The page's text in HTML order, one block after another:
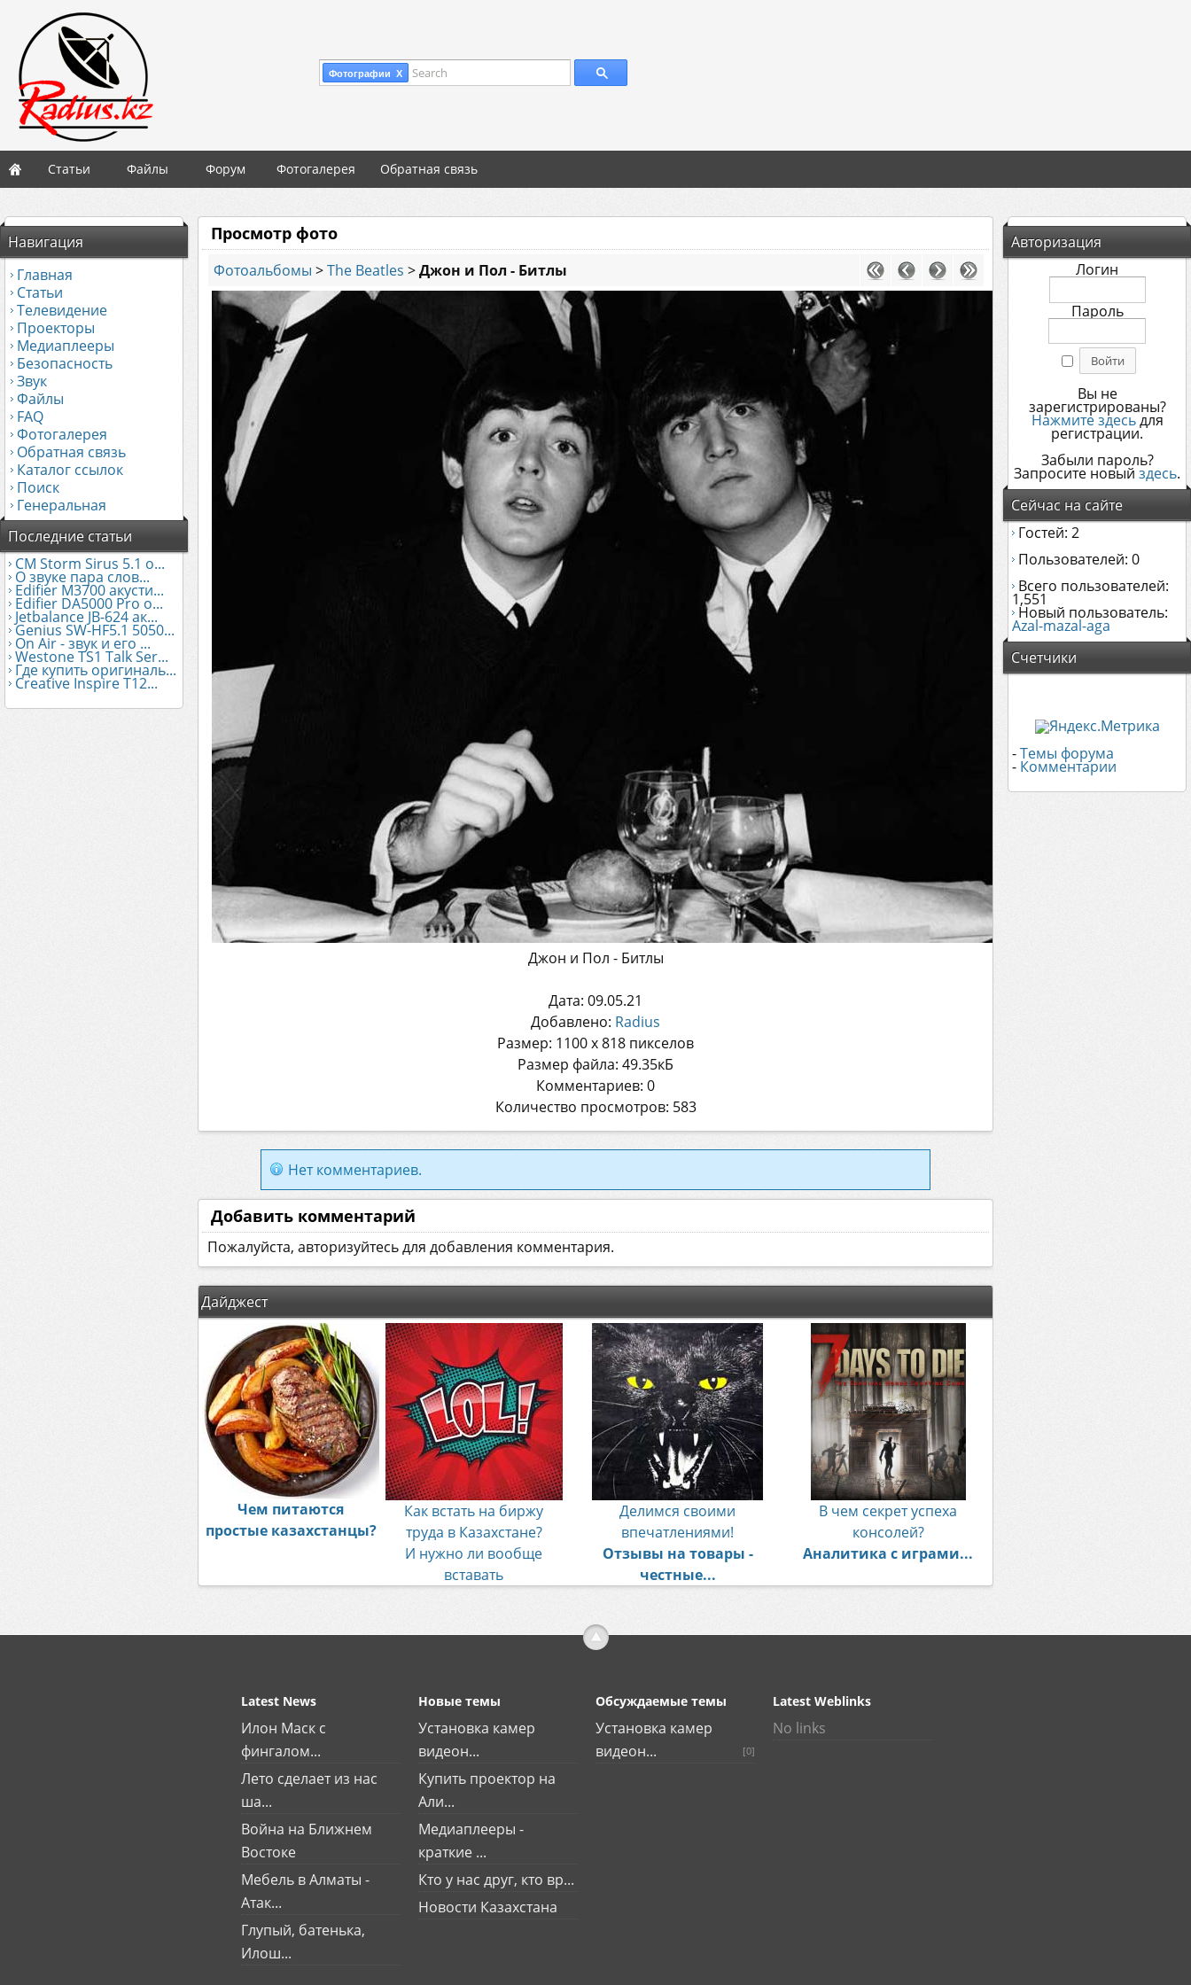
Фотографии X Search
Статьи Файлы Форум Фотогалерея Обратная связь
Навигация
Главная
Статьи
Телевидение
Проекторы
Медиаплееры
Безопасность
Звук
Файлы
FAQ
Фотогалерея
Обратная связь
Каталог ссылок
Поиск
Генеральная
Последние статьи
CM Storm Sirus 5.1 о...
О звуке пара слов...
Edifier М3700 акусти...
Edifier DA5000 Pro о...
Jetbalance JB-624 ак...
Genius SW-HF5.1 5050...
On Air - звук и его ...
Westone TS1 Talk Ser...
Где купить оригиналь...
Creative Inspire T12...
Авторизация
Логин
Пароль
Вы не
зарегистрированы?
Нажмите здесьдля
регистрации.
Забыли пароль?
Запросите новый здесь.
Сейчас на сайте
Гостей: 2
Пользователей: 0
Всего пользователей:
1,551
Новый пользователь:
Azal-mazal-aga
Счетчики
-Темы форума
- Комментарии
Просмотр фото
Фотоальбомы >The Beatles >Джон и Пол - Битлы
Джон и Пол - Битлы
Дата: 09.05.21
Добавлено: Radius
Размер: 1100 x 818 пикселов
Размер файла: 49.35кБ
Комментариев: 0
Количество просмотров: 583
Нет комментариев.
Добавить комментарий
Пожалуйста, авторизуйтесь для добавления комментария.
Дайджест
Чем питаются
простые казахстанцы?
Как встать на биржу
труда в Казахстане?
И нужно ли вообще
вставать
Делимся своими
впечатлениями!
Отзывы на товары -
честные...
В чем секрет успеха
консолей?
Аналитика с играми...
Latest News
Илон Маск с
фингалом...
Лето сделает из нас
ша...
Война на Ближнем
Востоке
Мебель в Алматы -
Атак...
Глупый, батенька,
Илош...
Новые темы
Установка камер
видеон...
Купить проектор на
Али...
Медиаплееры -
краткие ...
Кто у нас друг, кто вр...
Новости Казахстана
Обсуждаемые темы
Установка камер
видеон...
[0]
Latest Weblinks
No links